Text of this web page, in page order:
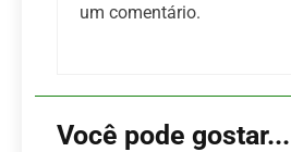
um comentário.
Você pode gostar...